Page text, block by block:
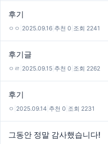
후기
ㅇㅇ 2025.09.16 추천 0 조회 2241
후기글
ㅇㄹ 2025.09.15 추천 0 조회 2262
후기
ㅇ 2025.09.14 추천 0 조회 2231
그동안 정말 감사했습니다!